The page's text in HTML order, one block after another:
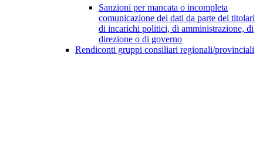
Sanzioni per mancata o incompleta
comunicazione dei dati da parte dei titolari
di incarichi politici, di amministrazione, di
direzione o di governo
Rendiconti gruppi consiliari regionali/provinciali